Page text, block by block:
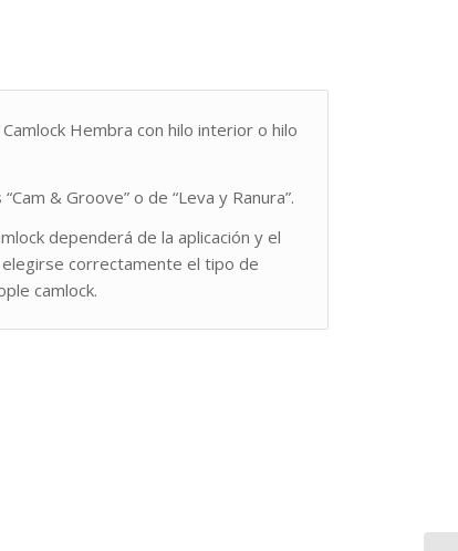
Hembra con hilo interior o hilo
& Groove” o de “Leva y Ranura”.
dependerá de la aplicación y el
correctamente el tipo de
camlock.